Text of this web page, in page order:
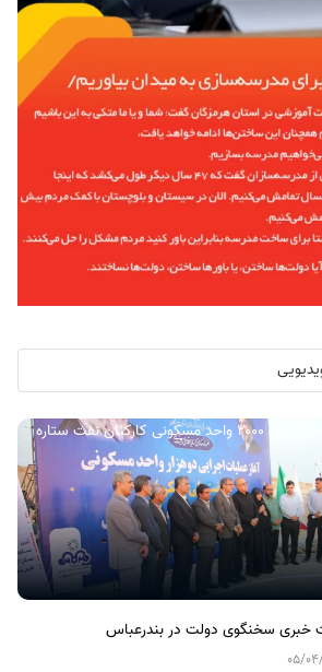
گزارش تصویری/ آیین کلنگ زنی ۲۰۰۰ واحد مسکونی کارکنان نفت ستاره
سخنگوی دولت در بندرعباس
05/